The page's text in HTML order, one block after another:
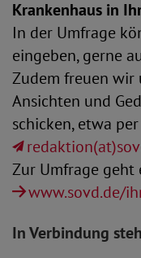
Krankenhaus in
In der Umfrage
eingeben, gerne
Zudem freuen wir
Ansichten und
schicken, etwa
Zur Umfrage geht
www.sovd.de/
In Verbindung